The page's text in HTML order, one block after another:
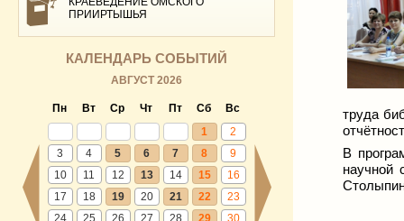
ПРИИРТЫШЬЯ
КАЛЕНДАРЬ СОБЫТИЙ
АВГУСТ 2026
Пн Вт Ср Чт Пт Сб
Вс
1
2
3
4 5 6 7 8
9
10
11 12 13 14 15
16
17
18 19 20 21 22
23
24
25 26 27 28 29
30
труда
В
научной